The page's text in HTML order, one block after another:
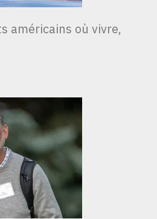
américains où vivre,